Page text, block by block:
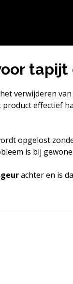
verwijderen van
effectief
opgelost
is bij
achter en is